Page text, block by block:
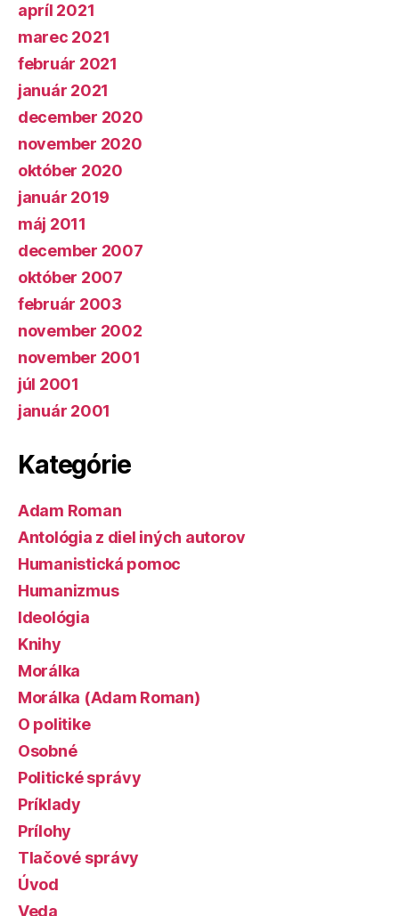
apríl 2021
marec 2021
február 2021
január 2021
december 2020
november 2020
október 2020
január 2019
máj 2011
december 2007
október 2007
február 2003
november 2002
november 2001
júl 2001
január 2001
Kategórie
Adam Roman
Antológia z diel iných autorov
Humanistická pomoc
Humanizmus
Ideológia
Knihy
Morálka
Morálka (Adam Roman)
O politike
Osobné
Politické správy
Príklady
Prílohy
Tlačové správy
Úvod
Veda